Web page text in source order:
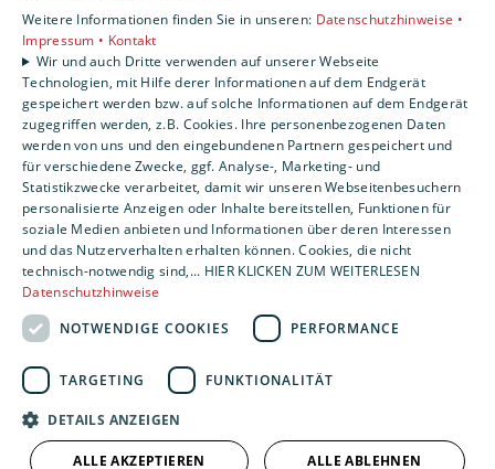
Gewerbekunden
Karriere
Unternehmen
Kontakt
Weitere Informationen finden Sie in unseren: Datenschutzhinweise •
Impressum • Kontakt
Wir und auch Dritte verwenden auf unserer Webseite
Technologien, mit Hilfe derer Informationen auf dem Endgerät
gespeichert werden bzw. auf solche Informationen auf dem Endgerät
zugegriffen werden, z.B. Cookies. Ihre personenbezogenen Daten
werden von uns und den eingebundenen Partnern gespeichert und
für verschiedene Zwecke, ggf. Analyse-, Marketing- und
Statistikzwecke verarbeitet, damit wir unseren Webseitenbesuchern
personalisierte Anzeigen oder Inhalte bereitstellen, Funktionen für
soziale Medien anbieten und Informationen über deren Interessen
und das Nutzerverhalten erhalten können. Cookies, die nicht
technisch-notwendig sind,... HIER KLICKEN ZUM WEITERLESEN
Datenschutzhinweise
NOTWENDIGE COOKIES
PERFORMANCE
TARGETING FUNKTIONALITÄT
DETAILS ANZEIGEN
ALLE AKZEPTIEREN ALLE ABLEHNEN